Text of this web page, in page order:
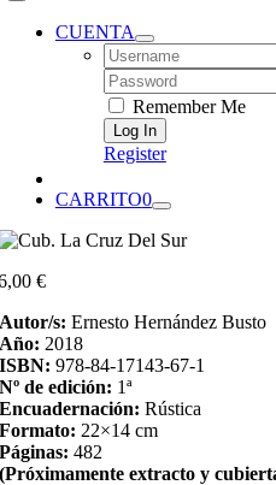
CUENTA
Username:
Password:
Remember Me
Register
CARRITO0
€
Autor/s:Ernesto Hernández Busto
Año: 2018
ISBN:978-84-17143-67-1
Nº de edición: 1ª
Encuadernación:Rústica
Formato: 22×14 cm
Páginas:482
(Próximamente extracto y